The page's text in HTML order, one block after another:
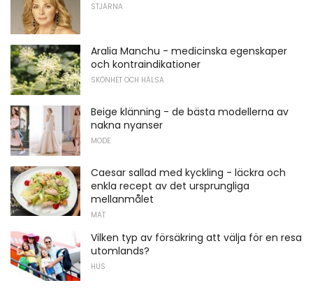
STJÄRNA
Aralia Manchu - medicinska egenskaper
och kontraindikationer
SKÖNHET OCH HÄLSA
Beige klänning - de bästa modellerna av
nakna nyanser
MODE
Caesar sallad med kyckling - läckra och
enkla recept av det ursprungliga
mellanmålet
MAT
Vilken typ av försäkring att välja för en resa
utomlands?
HUS